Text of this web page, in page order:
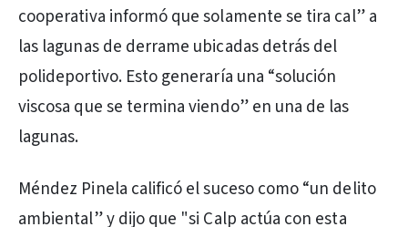
cooperativa informó que solamente se tira cal” a
las lagunas de derrame ubicadas detrás del
polideportivo. Esto generaría una “solución
viscosa que se termina viendo” en una de las
lagunas.
Méndez Pinela calificó el suceso como “un delito
ambiental” y dijo que "si Calp actúa con esta